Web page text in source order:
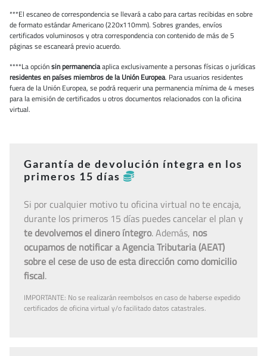
***El escaneo de correspondencia se llevará a cabo para cartas recibidas en sobre
de formato estándar Americano (220x110mm). Sobres grandes, envíos
certificados voluminosos y otra correspondencia con contenido de más de 5
páginas se escaneará previo acuerdo.
****La opciónsin permanenciaaplica exclusivamente a personas físicas o jurídicas
residentes en países miembros de la Unión Europea. Para usuarios residentes
fuera de la Unión Europea, se podrá requerir una permanencia mínima de 4 meses
para la emisión de certificados u otros documentos relacionados con la oficina
virtual.
Garantía de devolución íntegra en los
primeros 15 días
Si por cualquier motivo tu oficina virtual no te encaja,
durante los primeros 15 días puedes cancelar el plan y
te devolvemos el dinero íntegro. Además, nos
ocupamos de notificar a Agencia Tributaria (AEAT)
sobre el cese de uso de esta dirección como domicilio
fiscal.
IMPORTANTE: No se realizarán reembolsos en caso de haberse expedido
certificados de oficina virtual y/o facilitado datos catastrales.